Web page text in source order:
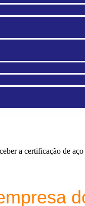
a certificação de